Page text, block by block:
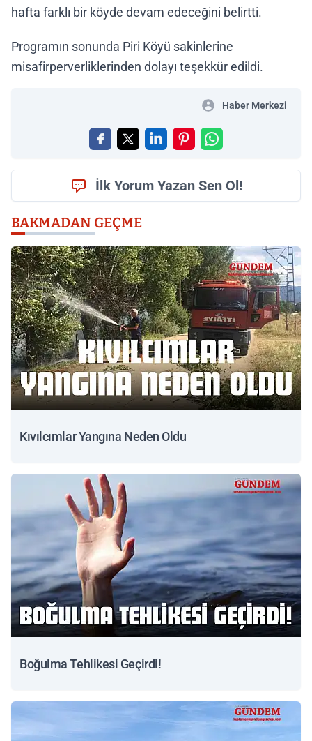
hafta farklı bir köyde devam edeceğini belirtti.
Programın sonunda Piri Köyü sakinlerine
misafirperverliklerinden dolayı teşekkür edildi.
Haber Merkezi
İlk Yorum Yazan Sen Ol!
BAKMADAN GEÇME
Kıvılcımlar Yangına Neden Oldu
Boğulma Tehlikesi Geçirdi!